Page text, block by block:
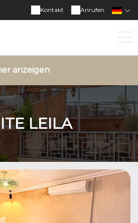
Anrufen
Kontakt
anzeigen
LEILA